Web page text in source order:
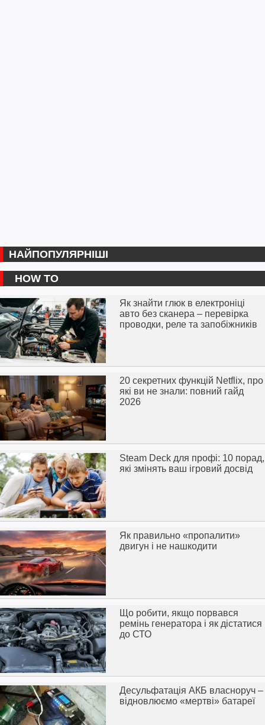
НАЙПОПУЛЯРНІШІ
HOW TO
Як знайти глюк в електроніці
авто без сканера – перевірка
проводки, реле та запобіжників
20 секретних функцій Netflix, про
які ви не знали: повний гайд
2026
Steam Deck для профі: 10 порад,
які змінять ваш ігровий досвід
Як правильно «пропалити»
двигун і не нашкодити
Що робити, якщо порвався
ремінь генератора і як дістатися
до СТО
Десульфатація АКБ власноруч –
відновлюємо «мертві» батареї